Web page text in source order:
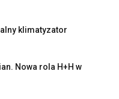
klimatyzator
Nowa rola H+H w